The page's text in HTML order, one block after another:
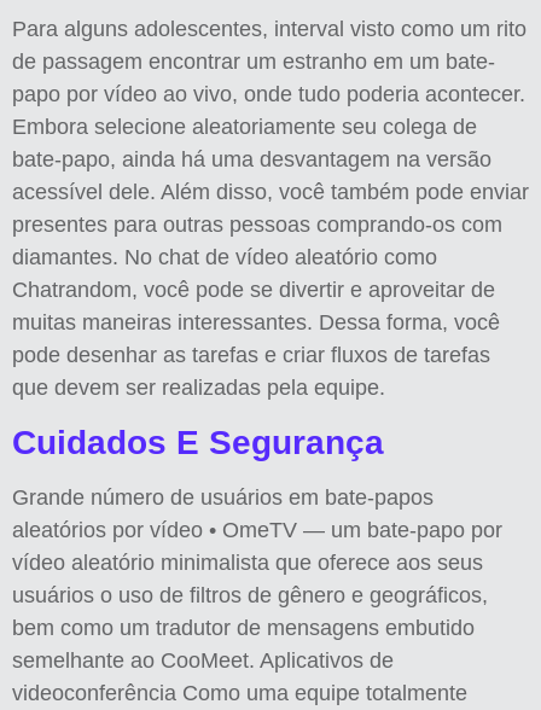
Para alguns adolescentes, interval visto como um rito
de passagem encontrar um estranho em um bate-
papo por vídeo ao vivo, onde tudo poderia acontecer.
Embora selecione aleatoriamente seu colega de
bate-papo, ainda há uma desvantagem na versão
acessível dele. Além disso, você também pode enviar
presentes para outras pessoas comprando-os com
diamantes. No chat de vídeo aleatório como
Chatrandom, você pode se divertir e aproveitar de
muitas maneiras interessantes. Dessa forma, você
pode desenhar as tarefas e criar fluxos de tarefas
que devem ser realizadas pela equipe.
Cuidados E Segurança
Grande número de usuários em bate-papos
aleatórios por vídeo • OmeTV — um bate-papo por
vídeo aleatório minimalista que oferece aos seus
usuários o uso de filtros de gênero e geográficos,
bem como um tradutor de mensagens embutido
semelhante ao CooMeet. Aplicativos de
videoconferência Como uma equipe totalmente